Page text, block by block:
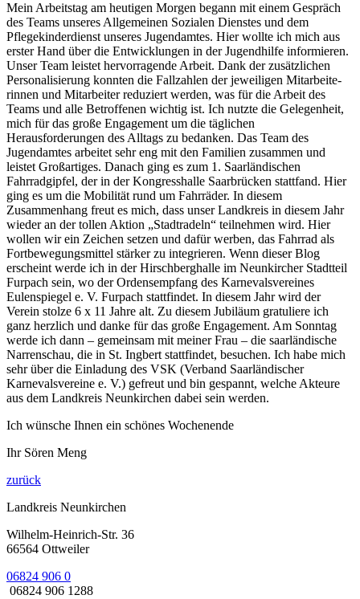
Mein Arbeitstag am heutigen Morgen begann mit einem Gespräch
des Teams unseres Allgemeinen Sozialen Dienstes und dem
Pflegekinderdienst unseres Jugendamtes. Hier wollte ich mich aus
erster Hand über die Entwicklungen in der Jugendhilfe informieren.
Unser Team leistet hervorragende Arbeit. Dank der zusätzlichen
Personalisierung konnten die Fallzahlen der jeweiligen Mitarbeite-
rinnen und Mitarbeiter reduziert werden, was für die Arbeit des
Teams und alle Betroffenen wichtig ist. Ich nutzte die Gelegenheit,
mich für das große Engagement um die täglichen
Herausforderungen des Alltags zu bedanken. Das Team des
Jugendamtes arbeitet sehr eng mit den Familien zusammen und
leistet Großartiges. Danach ging es zum 1. Saarländischen
Fahrradgipfel, der in der Kongresshalle Saarbrücken stattfand. Hier
ging es um die Mobilität rund um Fahrräder. In diesem
Zusammenhang freut es mich, dass unser Landkreis in diesem Jahr
wieder an der tollen Aktion „Stadtradeln“ teilnehmen wird. Hier
wollen wir ein Zeichen setzen und dafür werben, das Fahrrad als
Fortbewegungsmittel stärker zu integrieren. Wenn dieser Blog
erscheint werde ich in der Hirschberghalle im Neunkircher Stadtteil
Furpach sein, wo der Ordensempfang des Karnevalsvereines
Eulenspiegel e. V. Furpach stattfindet. In diesem Jahr wird der
Verein stolze 6 x 11 Jahre alt. Zu diesem Jubiläum gratuliere ich
ganz herzlich und danke für das große Engagement. Am Sonntag
werde ich dann – gemeinsam mit meiner Frau – die saarländische
Narrenschau, die in St. Ingbert stattfindet, besuchen. Ich habe mich
sehr über die Einladung des VSK (Verband Saarländischer
Karnevalsvereine e. V.) gefreut und bin gespannt, welche Akteure
aus dem Landkreis Neunkirchen dabei sein werden.
Ich wünsche Ihnen ein schönes Wochenende
Ihr Sören Meng
zurück
Landkreis Neunkirchen
Wilhelm-Heinrich-Str. 36
66564 Ottweiler
06824 906 0
06824 906 1288